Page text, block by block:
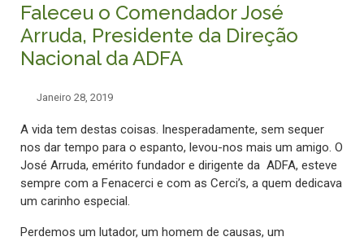
Faleceu o Comendador José
Arruda, Presidente da Direção
Nacional da ADFA
Janeiro 28, 2019
A vida tem destas coisas. Inesperadamente, sem sequer
nos dar tempo para o espanto, levou-nos mais um amigo. O
José Arruda, emérito fundador e dirigente da ADFA, esteve
sempre com a Fenacerci e com as Cerci’s, a quem dedicava
um carinho especial.
Perdemos um lutador, um homem de causas, um